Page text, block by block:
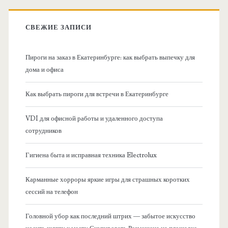
:
СВЕЖИЕ ЗАПИСИ
Пироги на заказ в Екатеринбурге: как выбрать выпечку для
дома и офиса
Как выбрать пироги для встречи в Екатеринбурге
VDI для офисной работы и удаленного доступа
сотрудников
Гигиена быта и исправная техника Electrolux
Карманные хорроры яркие игры для страшных коротких
сессий на телефон
Головной убор как последний штрих — забытое искусство